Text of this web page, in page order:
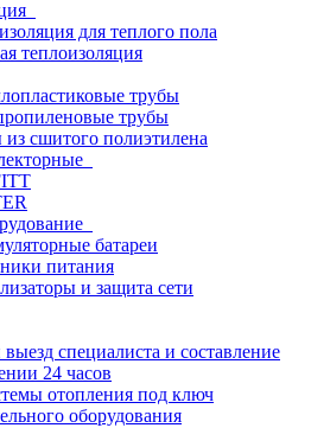
для теплого пола
теплоизоляция
трубы
трубы
сшитого полиэтилена
батареи
питания
и защита сети
специалиста и составление
24 часов
отопления под ключ
оборудования